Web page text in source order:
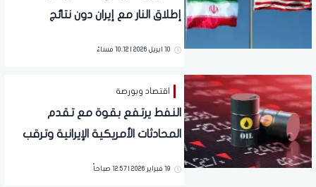
إطلاق النار مع إيران دون نتائج
10 ابريل 2026 | 10:12 مساءً
اقتصاد وبورصة
النفط يرتفع بقوة مع تقدم
المحادثات الأمريكية الإيرانية وترقب
19 فبراير 2026 | 12:57 صباحاً